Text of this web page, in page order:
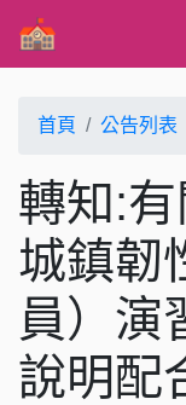
首頁 公告列表
轉知:
城鎮韌
員）演
說明配